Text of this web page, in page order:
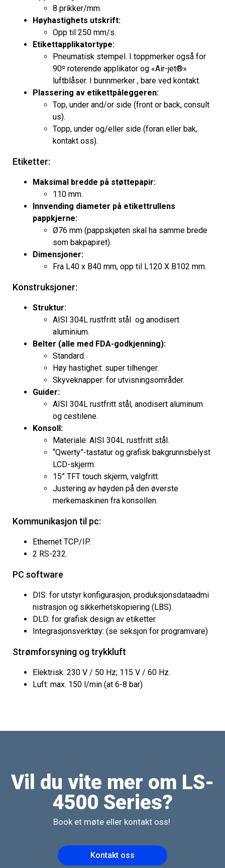
8 prikker/mm.
Høyhastighets utskrift:
Opp til 250 mm/s.
Etikettapplikatortype:
Pneumatisk stempel. I toppmerker også for
90º roterende applikator og «Air-jet®»
luftblåser. I bunnmerker , bare ved kontakt.
Plassering av etikettpåleggeren:
Top, under and/or side (front or back, consult
us).
Topp, under og/eller side (foran eller bak,
kontakt oss).
Etiketter:
Maksimal bredde på støttepapir:
110 mm.
Innvending diameter på etikettrullens
pappkjerne:
Ø76 mm (pappskjøten skal ha samme brede
som bakpapiret).
Dimensjoner:
Fra L40 x B40 mm, opp til L120 X B102 mm.
Konstruksjoner:
Struktur:
AISI 304L rustfritt stål og anodisert
aluminium.
Belter (alle med FDA-godkjenning):
Standard.
Høy hastighet: super tilhenger.
Skyveknapper: for utvisningsområder.
Guider:
AISI 304L rustfritt stål, anodisert aluminum
og cestilene.
Konsoll:
Materiale: AISI 304L rustfritt stål.
“Qwerty”-tastatur og grafisk bakgrunnsbelyst
LCD-skjerm.
15” TFT touch skjerm, valgfritt.
Justering av høyden på den øverste
merkemaskinen fra konsollen.
Kommunikasjon til pc:
Ethernet TCP/IP.
2 RS-232.
PC software
DIS: for utstyr konfigurasjon, produksjonsdataadmi
nistrasjon og sikkerhetskopiering (LBS).
DLD: for grafisk design av etiketter.
Integrasjonsverktøy: (se seksjon for programvare)
Strømforsyning og trykkluft
Elektrisk: 230 V / 50 Hz; 115 V / 60 Hz.
Luft: max. 150 l/min (at 6-8 bar)
Vil du vite mer om LS-
4500 Series?
Book et møte eller kontakt oss!
Kontakt oss